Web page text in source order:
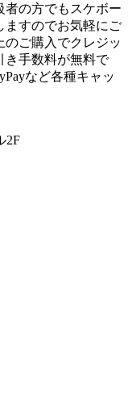
者の方でもスケボー
ますのでお気軽にご
ご購入でクレジッ
き手数料が無料で
など各種キャッ
2F